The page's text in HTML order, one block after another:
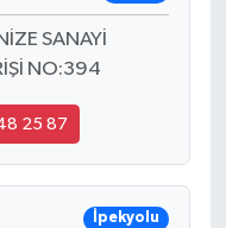
SANAYİ
NO:394
25 87
İpekyolu